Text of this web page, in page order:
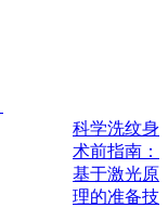
科学洗纹身
术前指南：
基于激光原
理的准备技